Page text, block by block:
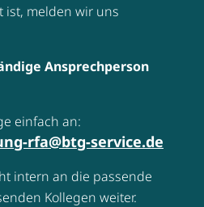
ist, melden wir uns
Ansprechperson
einfach an:
rfa@btg-service.de
intern an die passende
Kollegen weiter.